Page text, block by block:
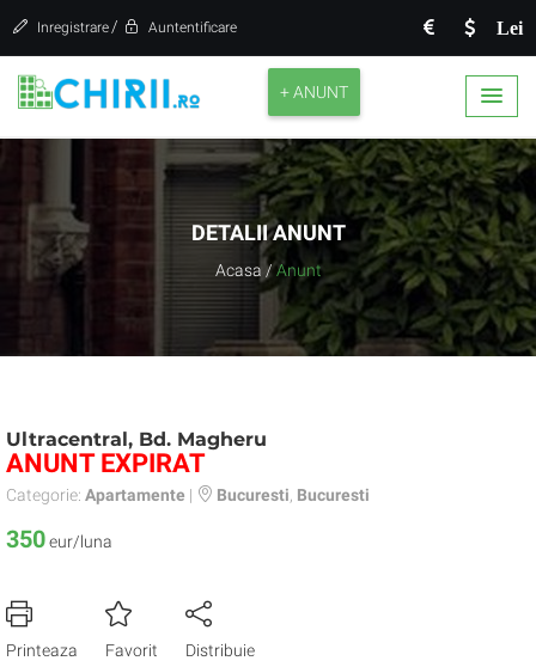
Lei
Inregistrare / Auntentificare
+ ANUNT
DETALII ANUNT
Acasa / Anunt
Ultracentral, Bd. Magheru
ANUNT EXPIRAT
Categorie: Apartamente | Bucuresti Bucuresti
350eur/luna
Printeaza Favorit Distribuie